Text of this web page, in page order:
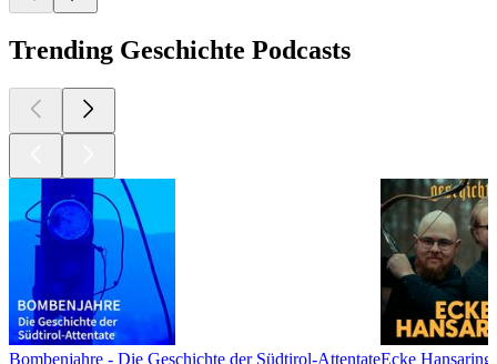
Trending Geschichte Podcasts
Bombenjahre - Die Geschichte der Südtirol-AttentateEcke Hansaring